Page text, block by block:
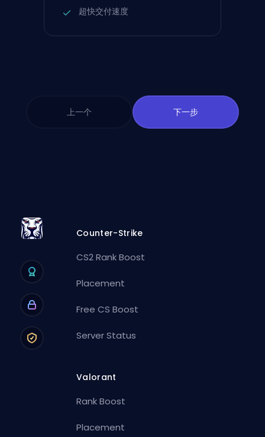
超快交付速度
上一个 下一步
Counter-Strike
CS2 Rank Boost
Placement
Free CS Boost
Server Status
Valorant
Rank Boost
Placement